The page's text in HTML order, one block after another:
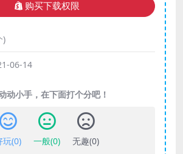
购买下载权限
)
06-14
动小手，在下面打个分吧！
玩(0) 一般(0) 无趣(0)